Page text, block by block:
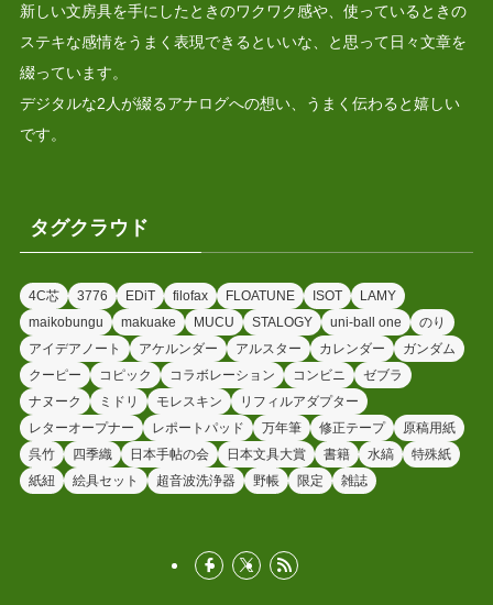
新しい文房具を手にしたときのワクワク感や、使っているときの
ステキな感情をうまく表現できるといいな、と思って日々文章を
綴っています。
デジタルな2人が綴るアナログへの想い、うまく伝わると嬉しい
です。
タグクラウド
4C芯 3776 EDiT filofax FLOATUNE ISOT
LAMY
maikobungu
makuake MUCU STALOGY uni-ball one
のり
アイデアノート
アケルンダー アルスター カレンダー
ガンダム
クーピー
コピック コラボレーション コンビニ
ゼブラ
ナヌーク
ミドリ モレスキン
リフィルアダプター
レターオープナー
レポートパッド 万年筆 修正テープ
原稿用紙
呉竹
四季織 日本手帖の会 日本文具大賞 書籍 水縞
特殊紙
紙紐
絵具セット 超音波洗浄器 野帳 限定 雑誌